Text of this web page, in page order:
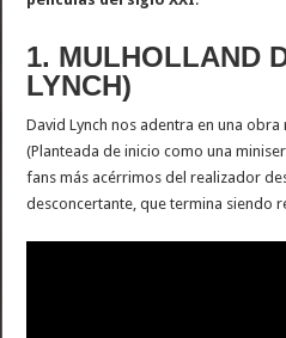
1. MULHOLLAND
LYNCH)
David Lynch nos adentra en una
(Planteada de inicio como una
fans más acérrimos del realizador
desconcertante, que termina siendo